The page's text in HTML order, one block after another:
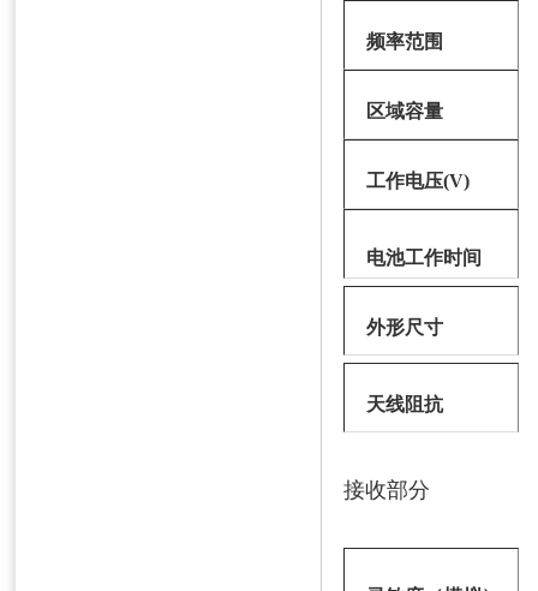
频率范围
区域容量
工作电压(V)
电池工作时间
外形尺寸
天线阻抗
接收部分